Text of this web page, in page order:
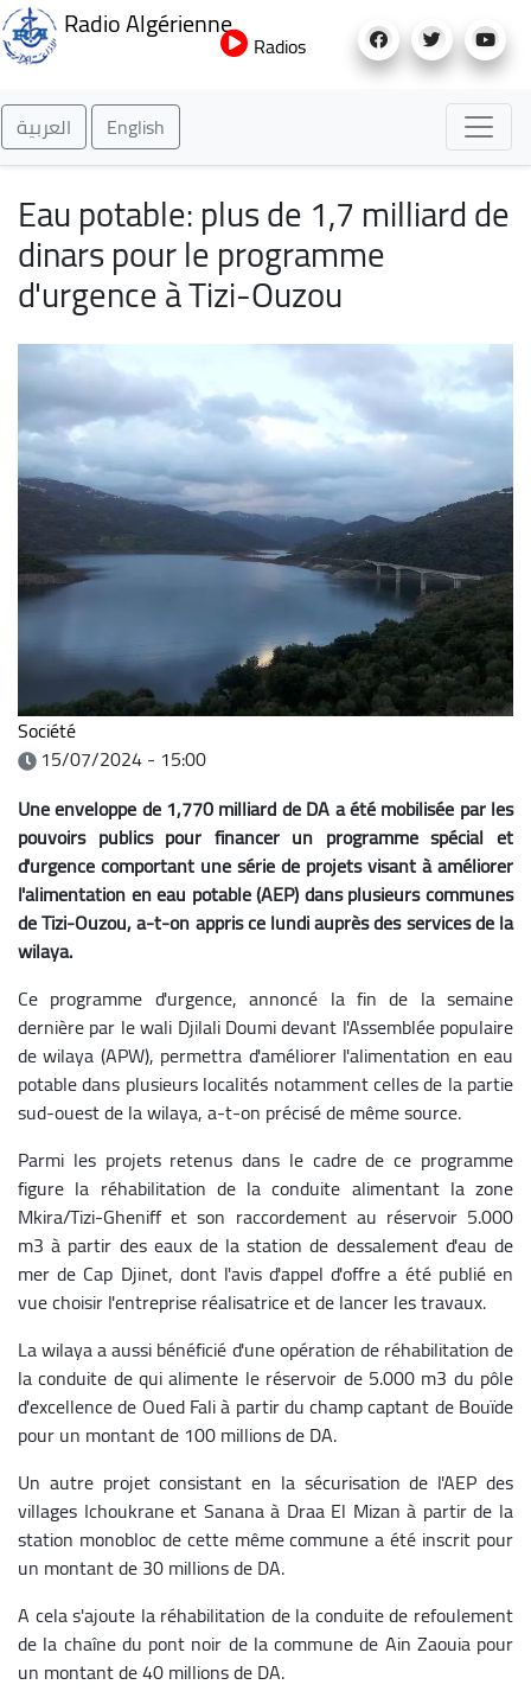
au
Radio Algérienne
Radios
العربية English
Eau potable: plus de 1,7 milliard de
dinars pour le programme
d'urgence à Tizi-Ouzou
Société
15/07/2024 - 15:00
Une enveloppe de 1,770 milliard de DA a été mobilisée par les
pouvoirs publics pour financer un programme spécial et
d'urgence comportant une série de projets visant à améliorer
l'alimentation en eau potable (AEP) dans plusieurs communes
de Tizi-Ouzou, a-t-on appris ce lundi auprès des services de la
wilaya.
Ce programme d'urgence, annoncé la fin de la semaine
dernière par le wali Djilali Doumi devant l'Assemblée populaire
de wilaya (APW), permettra d'améliorer l'alimentation en eau
potable dans plusieurs localités notamment celles de la partie
sud-ouest de la wilaya, a-t-on précisé de même source.
Parmi les projets retenus dans le cadre de ce programme
figure la réhabilitation de la conduite alimentant la zone
Mkira/Tizi-Gheniff et son raccordement au réservoir 5.000
m3 à partir des eaux de la station de dessalement d'eau de
mer de Cap Djinet, dont l'avis d'appel d'offre a été publié en
vue choisir l'entreprise réalisatrice et de lancer les travaux.
La wilaya a aussi bénéficié d'une opération de réhabilitation de
la conduite de qui alimente le réservoir de 5.000 m3 du pôle
d'excellence de Oued Fali à partir du champ captant de Bouïde
pour un montant de 100 millions de DA.
Un autre projet consistant en la sécurisation de l'AEP des
villages Ichoukrane et Sanana à Draa El Mizan à partir de la
station monobloc de cette même commune a été inscrit pour
un montant de 30 millions de DA.
A cela s'ajoute la réhabilitation de la conduite de refoulement
de la chaîne du pont noir de la commune de Ain Zaouia pour
un montant de 40 millions de DA.